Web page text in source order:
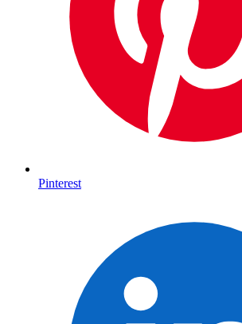
Pinterest